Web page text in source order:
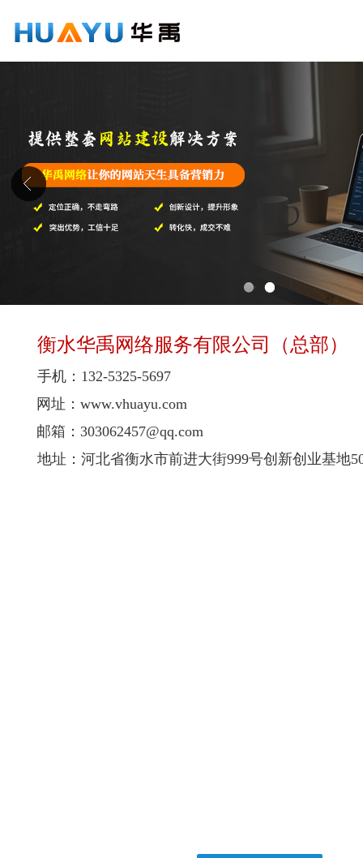
1 2
衡水华禹网络服务有限公司（总部）
手机：132-5325-5697
网址：www.vhuayu.com
邮箱：303062457@qq.com
地址：河北省衡水市前进大街999号创新创业基地